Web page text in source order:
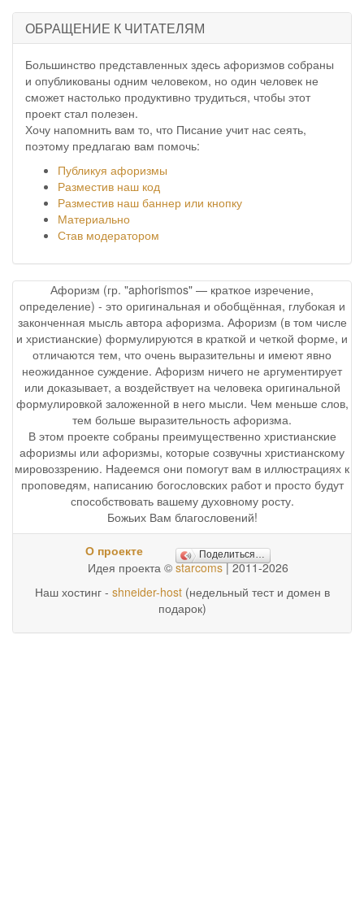
ОБРАЩЕНИЕ К ЧИТАТЕЛЯМ
Большинство представленных здесь афоризмов собраны
и опубликованы одним человеком, но один человек не
сможет настолько продуктивно трудиться, чтобы этот
проект стал полезен.
Хочу напомнить вам то, что Писание учит нас сеять,
поэтому предлагаю вам помочь:
Публикуя афоризмы
Разместив наш код
Разместив наш баннер или кнопку
Материально
Став модератором
Афоризм (гр. "aphorismos" — краткое изречение,
определение) - это оригинальная и обобщённая, глубокая и
законченная мысль автора афоризма. Афоризм (в том числе
и христианские) формулируются в краткой и четкой форме, и
отличаются тем, что очень выразительны и имеют явно
неожиданное суждение. Афоризм ничего не аргументирует
или доказывает, а воздействует на человека оригинальной
формулировкой заложенной в него мысли. Чем меньше слов,
тем больше выразительность афоризма.
В этом проекте собраны преимущественно христианские
афоризмы или афоризмы, которые созвучны христианскому
мировоззрению. Надеемся они помогут вам в иллюстрациях к
проповедям, написанию богословских работ и просто будут
способствовать вашему духовному росту.
Божьих Вам благословений!
О проекте Поделиться…
Идея проекта © starcoms| 2011-2026
Наш хостинг - shneider-host(недельный тест и домен в
подарок)